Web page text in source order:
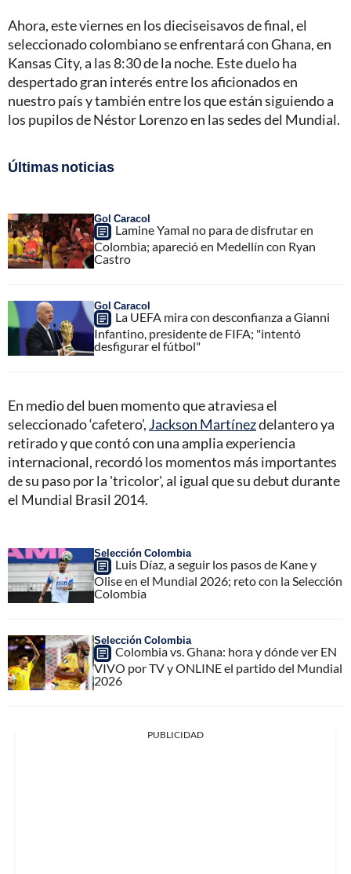
Ahora, este viernes en los dieciseisavos de final, el
seleccionado colombiano se enfrentará con Ghana, en
Kansas City, a las 8:30 de la noche. Este duelo ha
despertado gran interés entre los aficionados en
nuestro país y también entre los que están siguiendo a
los pupilos de Néstor Lorenzo en las sedes del Mundial.
Últimas noticias
Gol Caracol
Lamine Yamal no para de disfrutar en
Colombia; apareció en Medellín con Ryan
Castro
Gol Caracol
La UEFA mira con desconfianza a Gianni
Infantino, presidente de FIFA; "intentó
desfigurar el fútbol"
En medio del buen momento que atraviesa el
seleccionado ‘cafetero’, Jackson Martínezdelantero ya
retirado y que contó con una amplia experiencia
internacional, recordó los momentos más importantes
de su paso por la 'tricolor', al igual que su debut durante
el Mundial Brasil 2014.
Selección Colombia
Luis Díaz, a seguir los pasos de Kane y
Olise en el Mundial 2026; reto con la Selección
Colombia
Selección Colombia
Colombia vs. Ghana: hora y dónde ver EN
VIVO por TV y ONLINE el partido del Mundial
2026
PUBLICIDAD